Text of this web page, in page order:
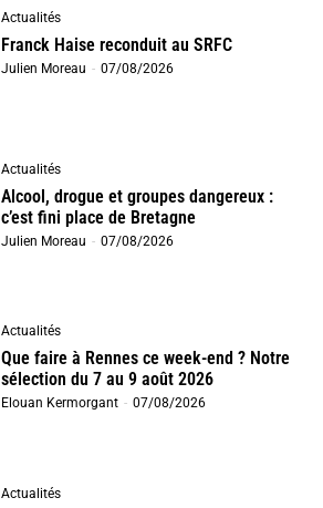
Actualités
Franck Haise reconduit au SRFC
Julien Moreau - 07/08/2026
Actualités
Alcool, drogue et groupes dangereux :
c’est fini place de Bretagne
Julien Moreau - 07/08/2026
Actualités
Que faire à Rennes ce week-end ? Notre
sélection du 7 au 9 août 2026
Elouan Kermorgant - 07/08/2026
Actualités